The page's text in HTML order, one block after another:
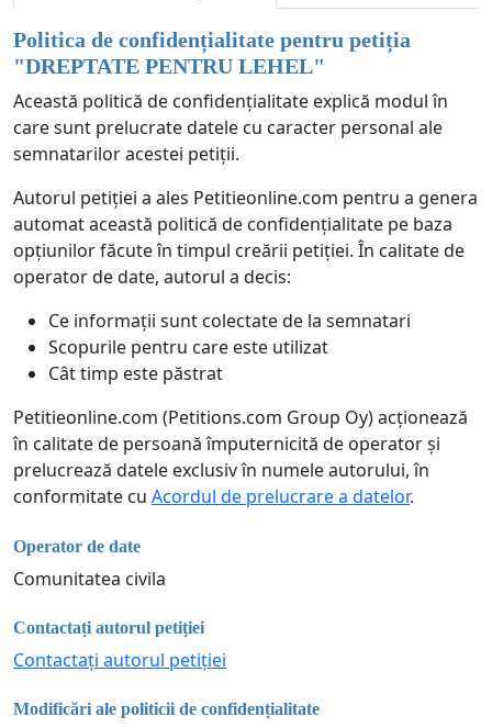
Politica de confidențialitate pentru petiția
"DREPTATE PENTRU LEHEL"
Această politică de confidențialitate explică modul în
care sunt prelucrate datele cu caracter personal ale
semnatarilor acestei petiții.
Autorul petiției a ales Petitieonline.com pentru a genera
automat această politică de confidențialitate pe baza
opțiunilor făcute în timpul creării petiției. În calitate de
operator de date, autorul a decis:
Ce informații sunt colectate de la semnatari
Scopurile pentru care este utilizat
Cât timp este păstrat
Petitieonline.com (Petitions.com Group Oy) acționează
în calitate de persoană împuternicită de operator și
prelucrează datele exclusiv în numele autorului, în
conformitate cu Acordul de prelucrare a datelor.
Operator de date
Comunitatea civila
Contactați autorul petiției
Contactați autorul petiției
Modificări ale politicii de confidențialitate